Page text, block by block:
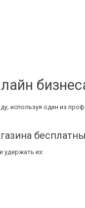
используя один из
удержать их: